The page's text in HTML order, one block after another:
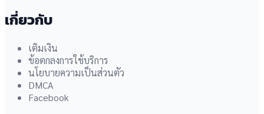
เกี่ยวกับ
เติมเงิน
ข้อตกลงการใช้บริการ
นโยบายความเป็นส่วนตัว
DMCA
Facebook